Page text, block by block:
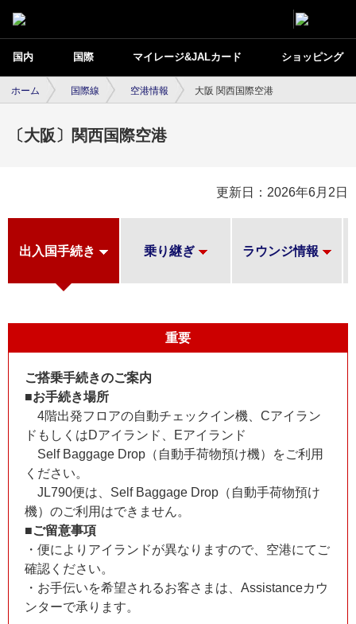
国内 国際 マイレージ&JALカード ショッピング
ホーム 国際線 空港情報 大阪 関西国際空港
〔大阪〕関西国際空港
更新日：2026年6月2日
出入国手続き 乗り継ぎ ラウンジ情報
重要
ご搭乗手続きのご案内
■お手続き場所
4階出発フロアの自動チェックイン機、Cアイラン
ドもしくはDアイランド、Eアイランド
Self Baggage Drop（自動手荷物預け機）をご利用
ください。
JL790便は、Self Baggage Drop（自動手荷物預け
機）のご利用はできません。
■ご留意事項
・便によりアイランドが異なりますので、空港にてご
確認ください。
・お手伝いを希望されるお客さまは、Assistanceカウ
ンターで承ります。